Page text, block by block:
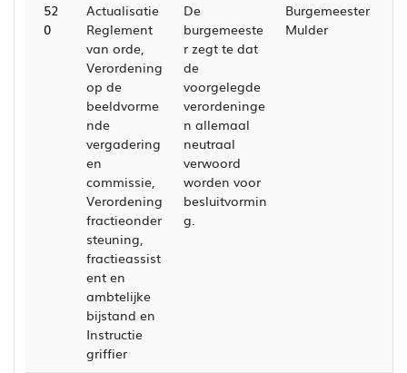
52
0
Actualisatie
Reglement
van orde,
Verordening
op de
beeldvorme
nde
vergadering
en
commissie,
Verordening
fractieonder
steuning,
fractieassist
ent en
ambtelijke
bijstand en
Instructie
griffier
De
burgemeeste
r zegt te dat
de
voorgelegde
verordeninge
n allemaal
neutraal
verwoord
worden voor
besluitvormin
g.
Burgemeester
Mulder